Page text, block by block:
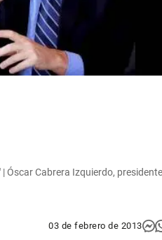
Óscar Cabrera Izquierdo,
03 de febrero de 2013